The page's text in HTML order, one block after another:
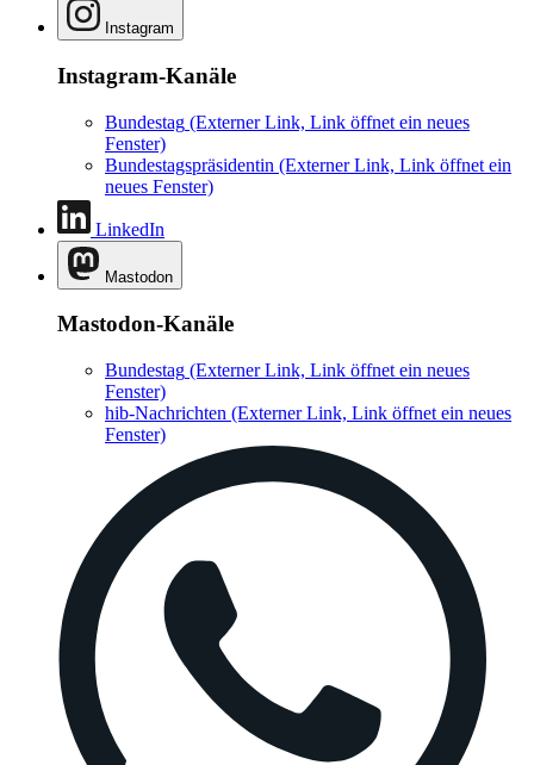
Instagram
Instagram-Kanäle
Bundestag (Externer Link, Link öffnet ein neues
Fenster)
Bundestagspräsidentin (Externer Link, Link öffnet ein
neues Fenster)
LinkedIn
Mastodon
Mastodon-Kanäle
Bundestag (Externer Link, Link öffnet ein neues
Fenster)
hib-Nachrichten (Externer Link, Link öffnet ein neues
Fenster)